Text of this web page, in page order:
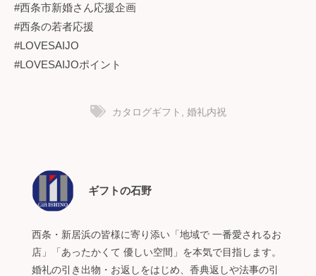
#西条市新婚さん応援企画
#西条の若者応援
#LOVESAIJO
#LOVESAIJOポイント
カタログギフト , 婚礼内祝
ギフトの石野
西条・新居浜の皆様に寄り添い「地域で 一番愛されるお
店」「あったかくて 優しい空間」を本気で目指します。
婚礼の引き出物・お返しをはじめ、香典返しや法事の引